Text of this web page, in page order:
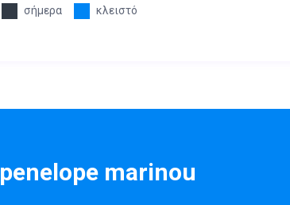
σήμερα κλειστό
penelope marinou